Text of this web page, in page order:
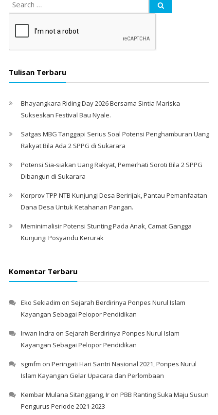
Tulisan Terbaru
Bhayangkara Riding Day 2026 Bersama Sintia Mariska
Sukseskan Festival Bau Nyale. ‎
Satgas MBG Tanggapi Serius Soal Potensi Penghamburan Uang
Rakyat Bila Ada 2 SPPG di Sukarara
Potensi Sia-siakan Uang Rakyat, Pemerhati Soroti Bila 2 SPPG
Dibangun di Sukarara
Korprov TPP NTB Kunjungi Desa Beririjak, Pantau Pemanfaatan
Dana Desa Untuk Ketahanan Pangan.
Meminimalisir Potensi Stunting Pada Anak, Camat Gangga
Kunjungi Posyandu Kerurak
Komentar Terbaru
Eko Sekiadim on Sejarah Berdirinya Ponpes Nurul Islam
Kayangan Sebagai Pelopor Pendidikan
Irwan Indra on Sejarah Berdirinya Ponpes Nurul Islam
Kayangan Sebagai Pelopor Pendidikan
sgmfm on Peringati Hari Santri Nasional 2021, Ponpes Nurul
Islam Kayangan Gelar Upacara dan Perlombaan
Kembar Mulana Sitanggang, Iron PBB Ranting Suka Maju Susun
Pengurus Periode 2021-2023